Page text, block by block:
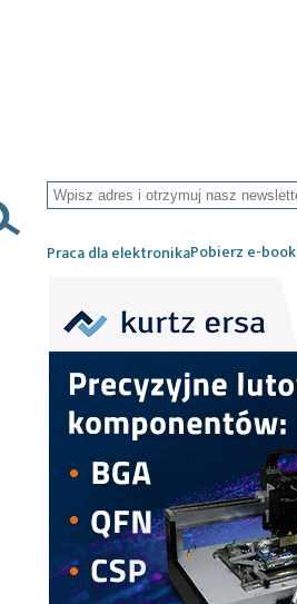
Praca dla elektronikaPobierz e-book